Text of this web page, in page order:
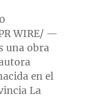
WIRE/ —
una obra
en el
La